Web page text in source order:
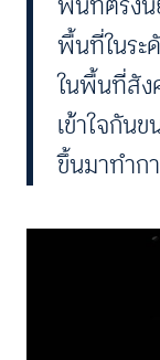
พื้นที่ในระ
ในพื้นที่สัง
เข้าใจกัน
ขึ้นมาทำก